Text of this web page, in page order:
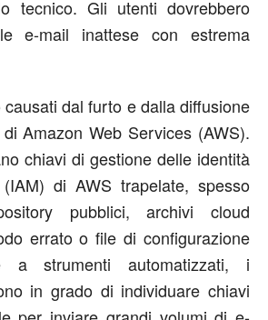
tecnico. Gli utenti dovrebbero
e-mail inattese con estrema
dal furto e dalla diffusione
Amazon Web Services (AWS).
chiavi di gestione delle identità
di AWS trapelate, spesso
pubblici, archivi cloud
errato o file di configurazione
a strumenti automatizzati, i
in grado di individuare chiavi